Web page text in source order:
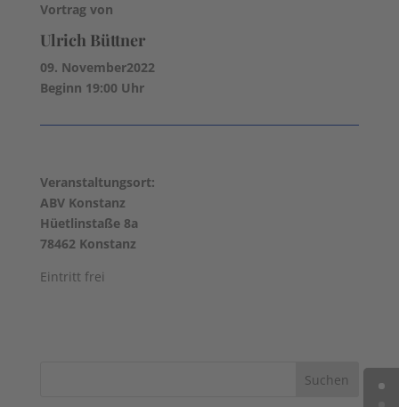
Vortrag von
Ulrich Büttner
09. November2022
Beginn 19:00 Uhr
Veranstaltungsort:
ABV Konstanz
Hüetlinstaße 8a
78462 Konstanz
Eintritt frei